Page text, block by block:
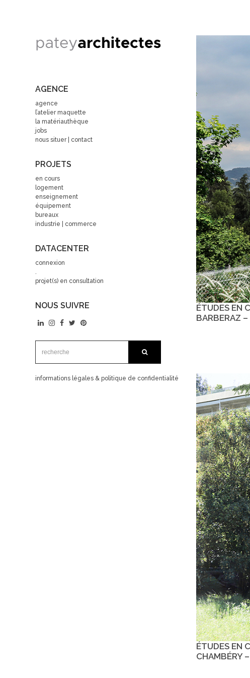
AGENCE
agence
l’atelier maquette
la matériauthèque
jobs
nous situer | contact
PROJETS
en cours
logement
enseignement
équipement
bureaux
industrie | commerce
DATACENTER
connexion
.
projet(s) en consultation
NOUS SUIVRE
informations légales & politique de confidentialité
ÉTUDES EN
BARBERAZ –
ÉTUDES EN
CHAMBÉRY